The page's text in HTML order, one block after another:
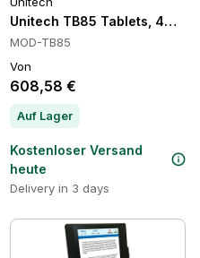
Unitech TB85 Tablets, 4G
MOD-TB85
Von
608,58 €
Auf Lager
Kostenloser Versand
heute
Delivery in 3 days